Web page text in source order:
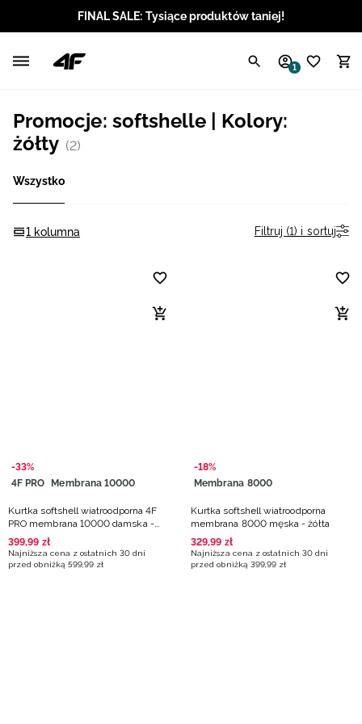
FINAL SALE: Tysiące produktów taniej!
1
Promocje: softshelle | Kolory:
żółty (2)
Wszystko
1 kolumna Filtruj (1) i sortuj
-33%
4F PRO
Membrana 10000
Kurtka softshell wiatroodporna 4F
PRO membrana 10000 damska -
żółta
399,99 zł
Najniższa cena z ostatnich 30 dni
przed obniżką 599,99 zł
-18%
Membrana 8000
Kurtka softshell wiatroodporna
membrana 8000 męska - żółta
329,99 zł
Najniższa cena z ostatnich 30 dni
przed obniżką 399,99 zł
Angielski / USD
Słowacki / EUR